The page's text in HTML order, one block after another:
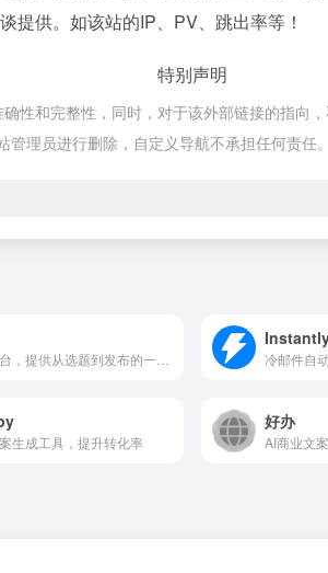
提供。如该站的IP、PV、跳出率等！
特别声明
性和完整性，同时，对于该外部链接的指向
理员进行删除，自定义导航不承担任何责任。
冷邮件自
生成工具，提升转化率
好办
AI商业文